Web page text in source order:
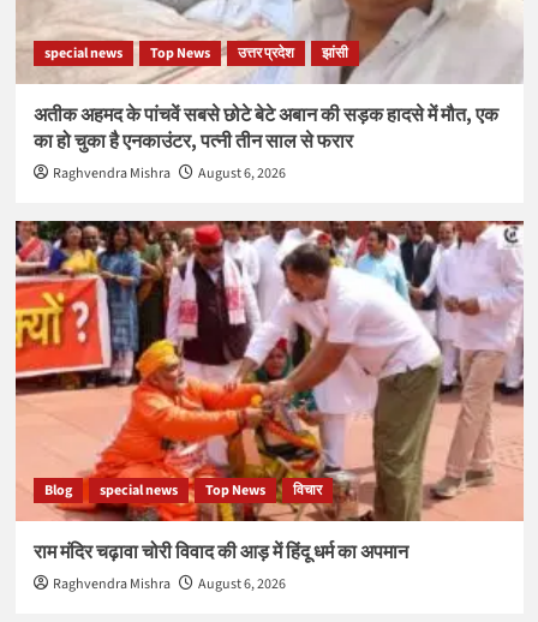
special news Top News उत्तर प्रदेश झांसी
अतीक अहमद के पांचवें सबसे छोटे बेटे अबान की सड़क हादसे में मौत, एक
का हो चुका है एनकाउंटर, पत्नी तीन साल से फरार
Raghvendra Mishra August 6, 2026
Blog special news Top News विचार
राम मंदिर चढ़ावा चोरी विवाद की आड़ में हिंदू धर्म का अपमान
Raghvendra Mishra August 6, 2026